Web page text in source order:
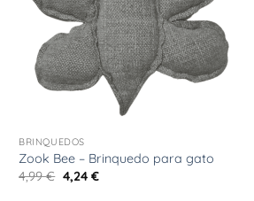
BRINQUEDOS
Zook Bee – Brinquedo para gato
4,99€ O
preço
4,24 €O